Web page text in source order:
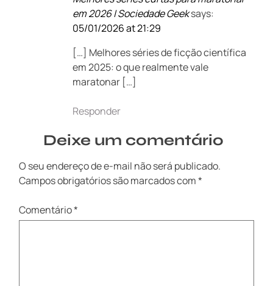
em 2026 | Sociedade Geeksays:
05/01/2026 at 21:29
[…] Melhores séries de ficção científica
em 2025: o que realmente vale
maratonar […]
Responder
Deixe um comentário
O seu endereço de e-mail não será publicado.
Campos obrigatórios são marcados com*
Comentário*